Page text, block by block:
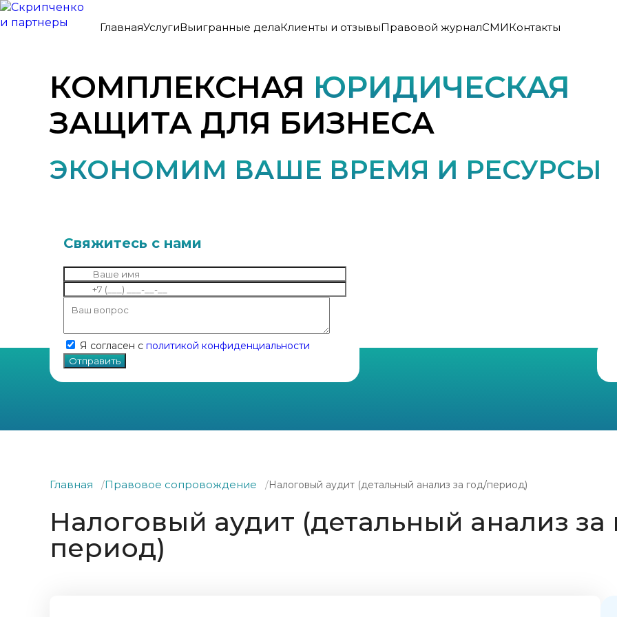
ГлавнаяУслугиВыигранные делаКлиенты и отзывыПравовой журналСМИКонтакты
КОМПЛЕКСНАЯ ЮРИДИЧЕСКАЯ
ЗАЩИТА ДЛЯ БИЗНЕСА
ЭКОНОМИМ ВАШЕ ВРЕМЯ И РЕСУРСЫ
Свяжитесь с нами
Я согласен с политикой конфиденциальности
Главная Правовое сопровождение Налоговый аудит (детальный анализ за год/период)
Налоговый аудит (детальный анализ за
период)